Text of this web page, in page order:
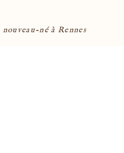
né à Rennes